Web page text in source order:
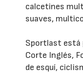
calcetines
suaves,
Sportlast está
Corte Inglés,
de esquí,